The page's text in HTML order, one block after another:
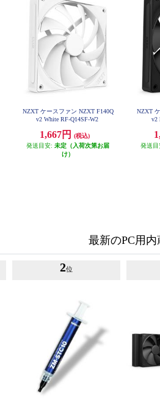
NZXT ケースファン NZXT F140Q
v2 White RF-Q14SF-W2
1,667円
(税込)
発送目安: 未定（入荷次第お届
け）
NZXT
v2
発送目
最新のPC用
2位